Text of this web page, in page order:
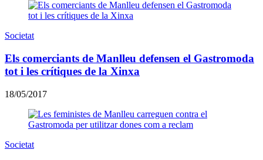
Societat
Els comerciants de Manlleu defensen el Gastromoda
tot i les crítiques de la Xinxa
18/05/2017
Societat